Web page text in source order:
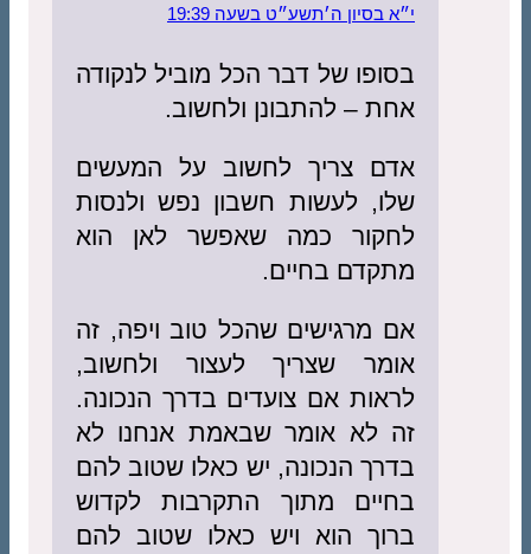
י״א בסיון ה׳תשע״ט בשעה 19:39
בסופו של דבר הכל מוביל לנקודה
אחת – להתבונן ולחשוב.
אדם צריך לחשוב על המעשים
שלו, לעשות חשבון נפש ולנסות
לחקור כמה שאפשר לאן הוא
מתקדם בחיים.
אם מרגישים שהכל טוב ויפה, זה
אומר שצריך לעצור ולחשוב,
לראות אם צועדים בדרך הנכונה.
זה לא אומר שבאמת אנחנו לא
בדרך הנכונה, יש כאלו שטוב להם
בחיים מתוך התקרבות לקדוש
ברוך הוא ויש כאלו שטוב להם